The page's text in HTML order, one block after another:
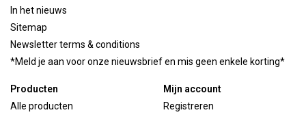
In het nieuws
Sitemap
Newsletter terms & conditions
*Meld je aan voor onze nieuwsbrief en mis geen enkele korting*
Producten
Alle producten
Mijn account
Registreren